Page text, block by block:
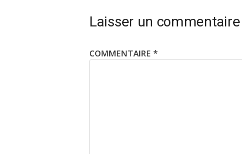
Laisser un commentaire
COMMENTAIRE *